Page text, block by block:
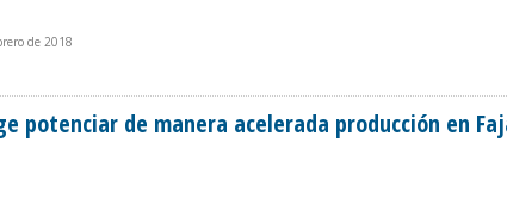
de 2018
potenciar de manera acelerada producción en